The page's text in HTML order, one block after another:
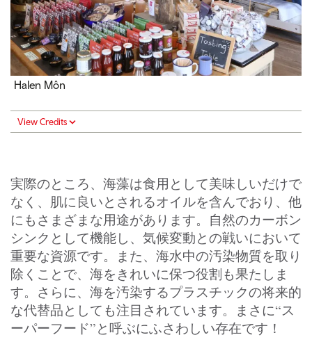
Halen Môn
View Credits
実際のところ、海藻は食用として美味しいだけで
なく、肌に良いとされるオイルを含んでおり、他
にもさまざまな用途があります。自然のカーボン
シンクとして機能し、気候変動との戦いにおいて
重要な資源です。また、海水中の汚染物質を取り
除くことで、海をきれいに保つ役割も果たしま
す。さらに、海を汚染するプラスチックの将来的
な代替品としても注目されています。まさに“ス
ーパーフード”と呼ぶにふさわしい存在です！